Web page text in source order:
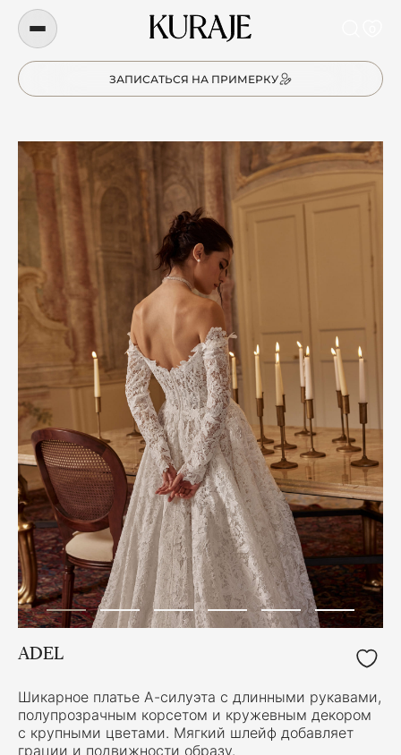
ЗАПИСАТЬСЯ НА ПРИМЕРКУ
ADEL
Шикарное платье А-силуэта с длинными рукавами,
полупрозрачным корсетом и кружевным декором
с крупными цветами. Мягкий шлейф добавляет
грации и подвижности образу.